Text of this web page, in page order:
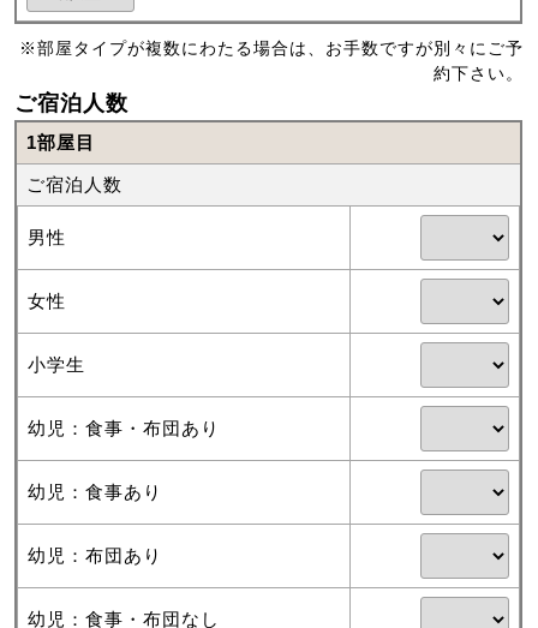
※部屋タイプが複数にわたる場合は、お手数ですが別々にご予
約下さい。
ご宿泊人数
1部屋目
ご宿泊人数
男性
女性
小学生
幼児：食事・布団あり
幼児：食事あり
幼児：布団あり
幼児：食事・布団なし